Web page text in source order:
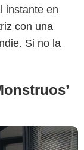
instante en
con una
Si no la